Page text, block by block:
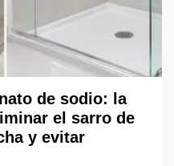
de sodio: la
el sarro de
y evitar